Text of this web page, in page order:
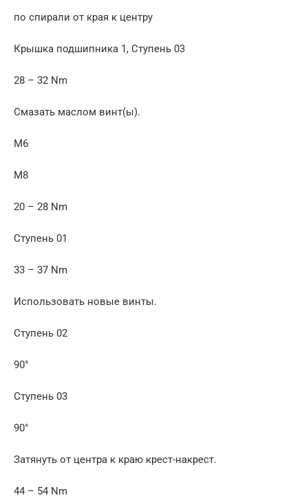
по спирали от края к центру
Крышка подшипника 1, Ступень 03
28 – 32 Nm
Смазать маслом винт(ы).
M6
M8
20 – 28 Nm
Ступень 01
33 – 37 Nm
Использовать новые винты.
Ступень 02
90°
Ступень 03
90°
Затянуть от центра к краю крест-накрест.
44 – 54 Nm